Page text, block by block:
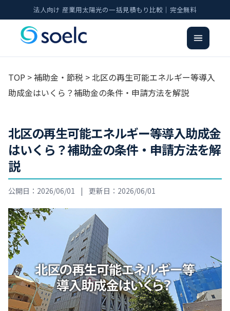
法人向け 産業用太陽光の一括見積もり比較｜完全無料
TOP >補助金・節税 > 北区の再生可能エネルギー等導入
助成金はいくら？補助金の条件・申請方法を解説
北区の再生可能エネルギー等導入助成金
はいくら？補助金の条件・申請方法を解
説
公開日：2026/06/01 | 更新日：2026/06/01